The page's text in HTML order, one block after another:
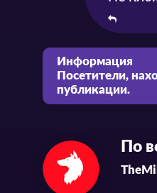
Информация
Посетители,
публикации.
По